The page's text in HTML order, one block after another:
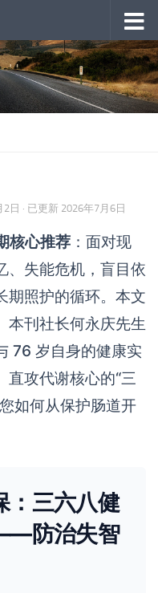
2日 · 已更新 2026年7月6日
核心推荐：面对现
、失能危机，盲目依
期照护的循环。本文
本刊社长何永庆先生
76 岁自身的健康实
直攻代谢核心的“三
如何从保护肠道开
：三六八健
防治失智